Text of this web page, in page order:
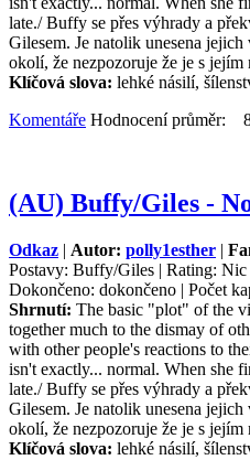
late./ Buffy se přes výhrady a
Gilesem. Je natolik unesena
okolí, že nezpozoruje že je s jejím
Klíčová slova: lehké násilí,
Komentáře Hodnocení průměr:
(AU) Buffy/Giles -
Odkaz | Autor: polly1esther |
Postavy: Buffy/Giles | Rating: Nic
Dokončeno: dokončeno | Počet
Shrnutí: The basic "plot" of the
together much to the dismay of
with other people's reactions to
isn't exactly... normal. When she
late./ Buffy se přes výhrady a
Gilesem. Je natolik unesena
okolí, že nezpozoruje že je s jejím
Klíčová slova: lehké násilí,